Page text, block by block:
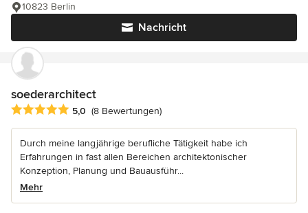
Nachricht
10823 Berlin
soederarchitect
Durchschnittliche Bewertung: 5 von 5 Sternen
5,0 (8 Bewertungen)
Durch meine langjährige berufliche Tätigkeit habe ich
Erfahrungen in fast allen Bereichen architektonischer
Konzeption, Planung und Bauausführ...
Mehr